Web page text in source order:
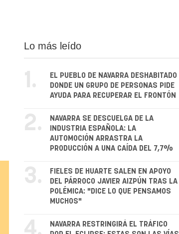
Lo más leído
1.
EL PUEBLO DE NAVARRA DESHABITADO
DONDE UN GRUPO DE PERSONAS PIDE
AYUDA PARA RECUPERAR EL FRONTÓN
2.
NAVARRA SE DESCUELGA DE LA
INDUSTRIA ESPAÑOLA: LA
AUTOMOCIÓN ARRASTRA LA
PRODUCCIÓN A UNA CAÍDA DEL 7,7%
3.
FIELES DE HUARTE SALEN EN APOYO
DEL PÁRROCO JAVIER AIZPÚN TRAS LA
POLÉMICA: "DICE LO QUE PENSAMOS
MUCHOS"
4.
NAVARRA RESTRINGIRÁ EL TRÁFICO